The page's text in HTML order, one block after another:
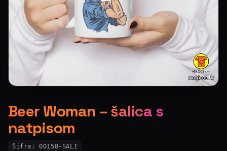
Beer Woman – šalica s
natpisom
Šifra:00158-SALI